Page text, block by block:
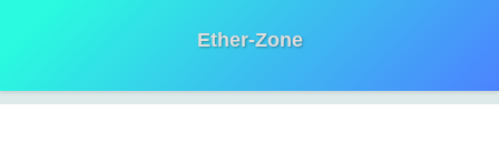
Ether-Zone